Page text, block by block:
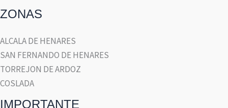
ZONAS
ALCALA DE HENARES
SAN FERNANDO DE HENARES
TORREJON DE ARDOZ
COSLADA
IMPORTANTE